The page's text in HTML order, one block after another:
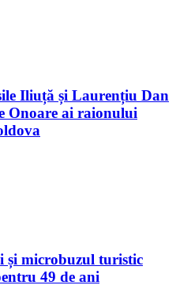
Iliuță și Laurențiu Dan
Onoare ai raionului
și microbuzul turistic
49 de ani